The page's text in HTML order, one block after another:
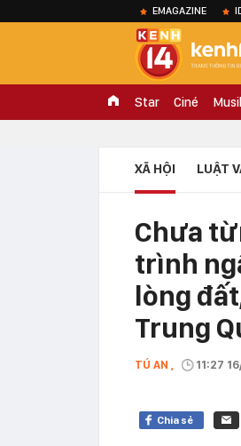
EMAGAZINE
Star Ciné
XÃ HỘI LUẬT
Chưa
trình
lòng
Trung
TÚ AN , 11:27
Chia sẻ